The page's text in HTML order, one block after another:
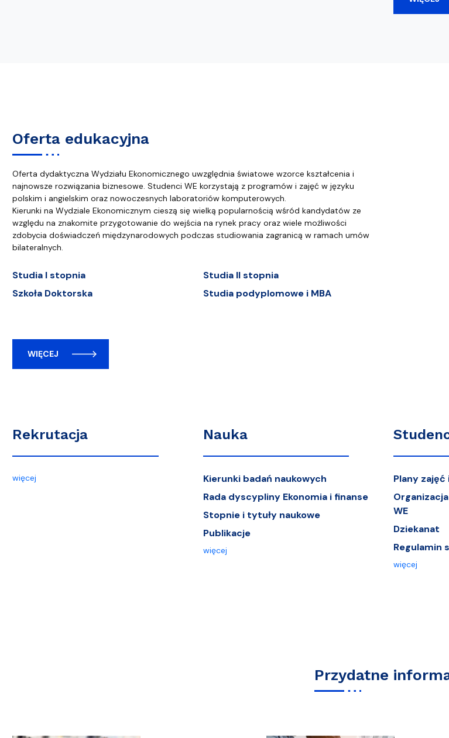
Oferta edukacyjna
Oferta dydaktyczna Wydziału Ekonomicznego uwzględnia światowe wzorce kształcenia i
najnowsze rozwiązania biznesowe. Studenci WE korzystają z programów i zajęć w języku
polskim i angielskim oraz nowoczesnych laboratoriów komputerowych.
Kierunki na Wydziale Ekonomicznym cieszą się wielką popularnością wśród kandydatów ze
względu na znakomite przygotowanie do wejścia na rynek pracy oraz wiele możliwości
zdobycia doświadczeń międzynarodowych podczas studiowania zagranicą w ramach umów
bilateralnych.
Studia I stopnia
Studia II stopnia
Szkoła Doktorska
Studia podyplomowe i MBA
WIĘCEJ
Rekrutacja
więcej
Nauka
Kierunki badań naukowych
Rada dyscypliny Ekonomia i finanse
Stopnie i tytuły naukowe
Publikacje
więcej
Plany
WE
Dziekanat
Regulamin
więcej
Przydatne